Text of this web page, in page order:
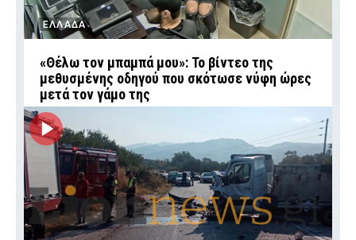
ΕΛΛΑΔΑ
«Θέλω τον μπαμπά μου»: Το βίντεο της
μεθυσμένης οδηγού που σκότωσε νύφη ώρες
μετά τον γάμο της